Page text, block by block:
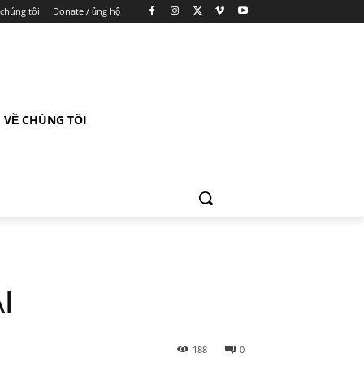
tôi Donate / ủng hộ
VỀ CHÚNG TÔI
0
188